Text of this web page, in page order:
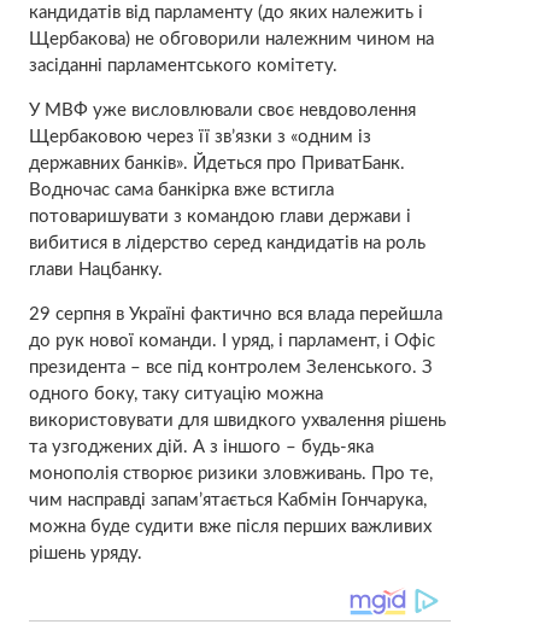
кандидатів від парламенту (до яких належить і
Щербакова) не обговорили належним чином на
засіданні парламентського комітету.
У МВФ уже висловлювали своє невдоволення
Щербаковою через її зв’язки з «одним із
державних банків». Йдеться про ПриватБанк.
Водночас сама банкірка вже встигла
потоваришувати з командою глави держави і
вибитися в лідерство серед кандидатів на роль
глави Нацбанку.
29 серпня в Україні фактично вся влада перейшла
до рук нової команди. І уряд, і парламент, і Офіс
президента – все під контролем Зеленського. З
одного боку, таку ситуацію можна
використовувати для швидкого ухвалення рішень
та узгоджених дій. А з іншого – будь-яка
монополія створює ризики зловживань. Про те,
чим насправді запам’ятається Кабмін Гончарука,
можна буде судити вже після перших важливих
рішень уряду.